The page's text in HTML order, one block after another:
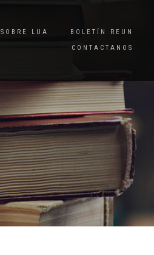
SOBRE LUA
BOLETÍN REUN
CONTACTANOS